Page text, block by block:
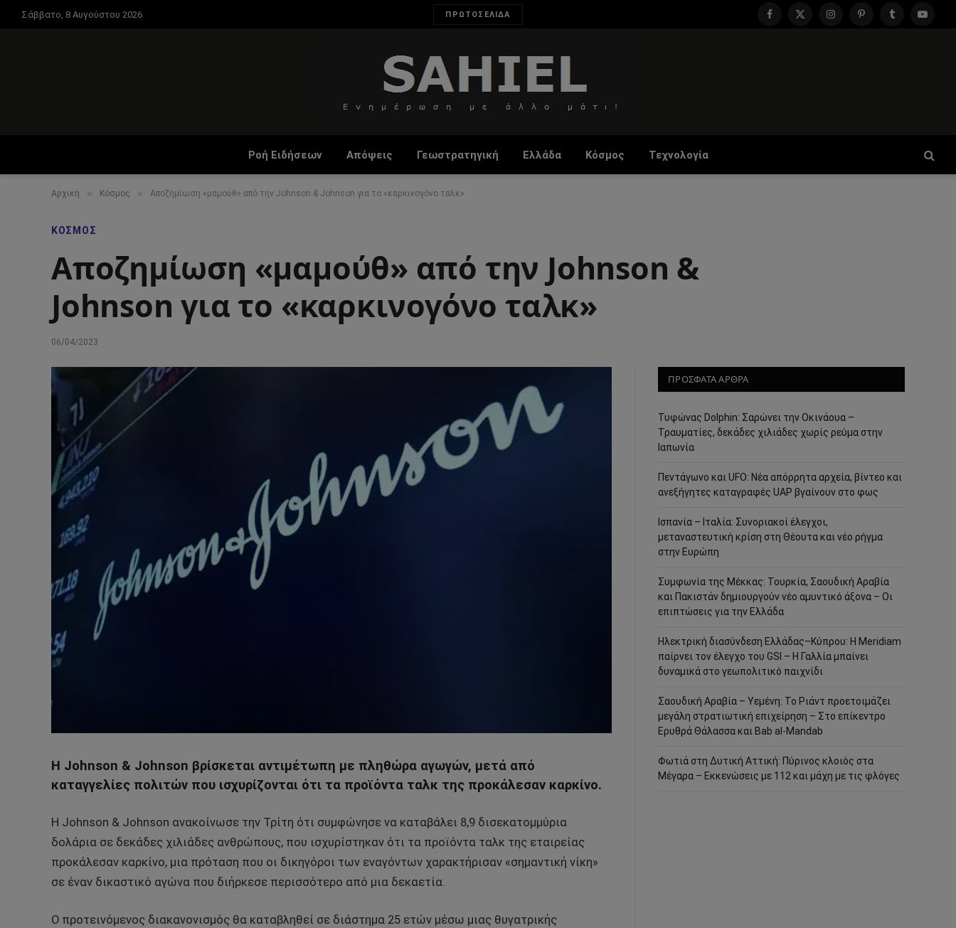
Σάββατο, 8 Αυγούστου 2026 ΠΡΩΤΟΣΕΛΙΔΑ
Facebook
X
InstagramPinterestTumblr
Ροή Ειδήσεων Απόψεις Γεωστρατηγική Ελλάδα Κόσμος Τεχνολογία
Αρχική » Κόσμος » Αποζημίωση «μαμούθ» από την Johnson & Johnson για το «καρκινογόνο ταλκ»
ΚΌΣΜΟΣ
Αποζημίωση «μαμούθ» από την Johnson &
Johnson για το «καρκινογόνο ταλκ»
06/04/2023
Η Johnson & Johnson βρίσκεται αντιμέτωπη με πληθώρα αγωγών, μετά από
καταγγελίες πολιτών που ισχυρίζονται ότι τα προϊόντα ταλκ της προκάλεσαν καρκίνο.
Η Johnson & Johnson ανακοίνωσε την Τρίτη ότι συμφώνησε να καταβάλει 8,9 δισεκατομμύρια
δολάρια σε δεκάδες χιλιάδες ανθρώπους, που ισχυρίστηκαν ότι τα προϊόντα ταλκ της εταιρείας
προκάλεσαν καρκίνο, μια πρόταση που οι δικηγόροι των εναγόντων χαρακτήρισαν «σημαντική νίκη»
σε έναν δικαστικό αγώνα που διήρκεσε περισσότερο από μια δεκαετία.
Ο προτεινόμενος διακανονισμός θα καταβληθεί σε διάστημα 25 ετών μέσω μιας θυγατρικής
ΠΡΟΣΦΑΤΑ ΑΡΘΡΑ
Τυφώνας Dolphin: Σαρώνει την Οκινάουα –
Τραυματίες, δεκάδες χιλιάδες χωρίς ρεύμα στην
Ιαπωνία
Πεντάγωνο και UFO: Νέα απόρρητα αρχεία, βίντεο και
ανεξήγητες καταγραφές UAP βγαίνουν στο φως
Ισπανία – Ιταλία: Συνοριακοί έλεγχοι,
μεταναστευτική κρίση στη Θέουτα και νέο ρήγμα
στην Ευρώπη
Συμφωνία της Μέκκας: Τουρκία, Σαουδική Αραβία
και Πακιστάν δημιουργούν νέο αμυντικό άξονα – Οι
επιπτώσεις για την Ελλάδα
Ηλεκτρική διασύνδεση Ελλάδας–Κύπρου: Η Meridiam
παίρνει τον έλεγχο του GSI – Η Γαλλία μπαίνει
δυναμικά στο γεωπολιτικό παιχνίδι
Σαουδική Αραβία – Υεμένη: Το Ριάντ προετοιμάζει
μεγάλη στρατιωτική επιχείρηση – Στο επίκεντρο
Ερυθρά Θάλασσα και Bab al-Mandab
Φωτιά στη Δυτική Αττική: Πύρινος κλοιός στα
Μέγαρα – Εκκενώσεις με 112 και μάχη με τις φλόγες